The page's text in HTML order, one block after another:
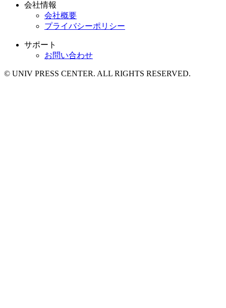
会社情報
会社概要
プライバシーポリシー
サポート
お問い合わせ
© UNIV PRESS CENTER. ALL RIGHTS RESERVED.